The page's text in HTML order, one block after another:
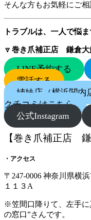
そんな方もお気軽にご
トラブルは、一人で悩
🔽 巻き爪補正店 鎌倉大
LINE予約する
電話する
姉妹店（横浜関内
クチコミはこちら
公式Instagram
【巻き爪補正店 鎌
・アクセス
〒247-0006 神奈川県横
１１３A
※笠間口降りて、左手に
の窓口”さんです。